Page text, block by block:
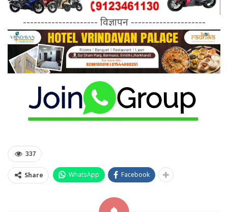
--------------------- विज्ञापन ---------------------
337
Share WhatsApp Facebook